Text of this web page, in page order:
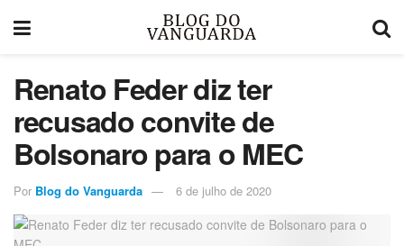
Renato Feder diz ter
recusado convite de
Bolsonaro para o MEC
Por Blog do Vanguarda 6 de julho de 2020